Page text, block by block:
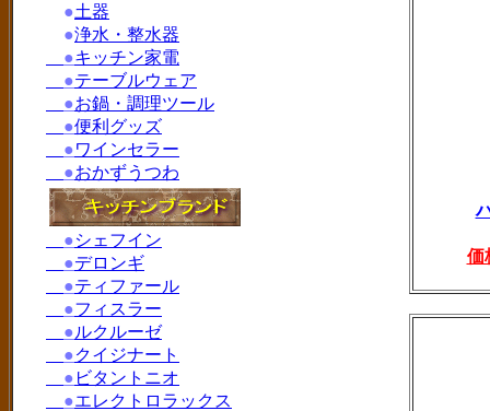
価
●土器
●浄水・整水器
●キッチン家電
●テーブルウェア
●お鍋・調理ツール
●便利グッズ
●ワインセラー
●おかずうつわ
●シェフイン
●デロンギ
●ティファール
●フィスラー
●ルクルーゼ
●クイジナート
● ビタントニオ
●エレクトロラックス